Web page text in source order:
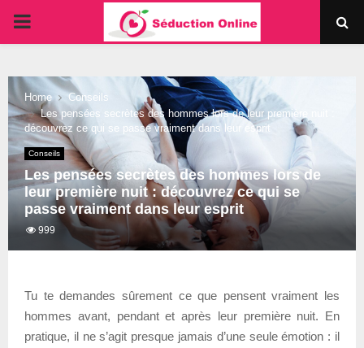
PRIMARY
Home
Conseils
Les pensées secrètes des hommes lors de leur première nuit :
découvrez ce qui se passe vraiment dans leur esprit
Conseils
Les pensées secrètes des hommes lors de
leur première nuit : découvrez ce qui se
passe vraiment dans leur esprit
999
Tu te demandes sûrement ce que pensent vraiment les
hommes avant, pendant et après leur première nuit. En
pratique, il ne s’agit presque jamais d’une seule émotion : il